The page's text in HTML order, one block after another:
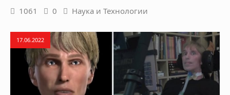
1061 0 Наука и Технологии
17.06.2022